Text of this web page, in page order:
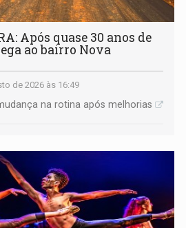
Após quase 30 anos de
ao bairro Nova
de 2026 às 16:49
na rotina após melhorias